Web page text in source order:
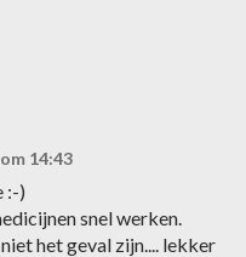
14:43
:-)
snel werken.
het geval zijn.... lekker